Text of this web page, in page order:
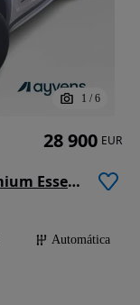
1 / 6
MINI Countryman Cooper SE Premium Essential Auto
Automática
28 900 EUR